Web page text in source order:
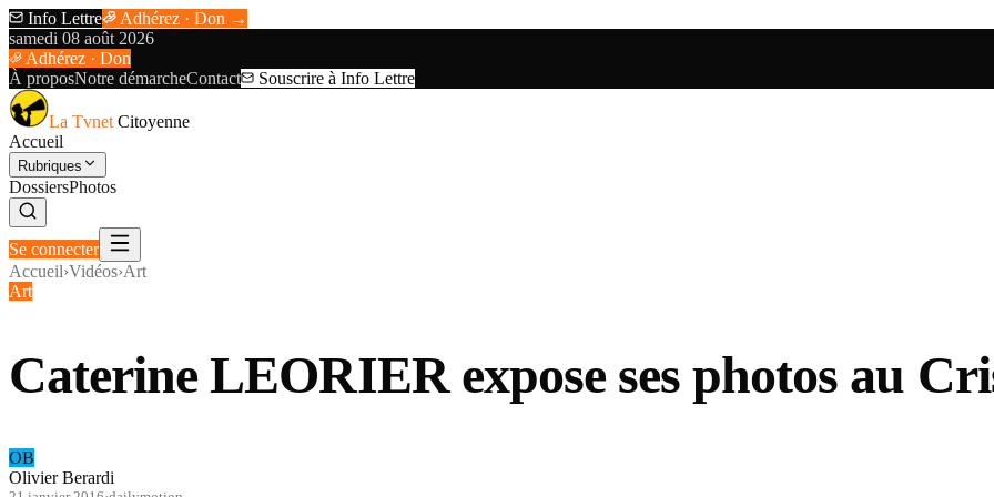
Info Lettre
Adhérez · Don →
samedi 08 août 2026
Adhérez · Don
À proposNotre démarcheContact Souscrire à Info Lettre
La Tvnet Citoyenne
Accueil
Rubriques
DossiersPhotos
Se connecter
Accueil›Vidéos›Art
Art
Caterine LEORIER expose ses photos au
OB
Olivier Berardi